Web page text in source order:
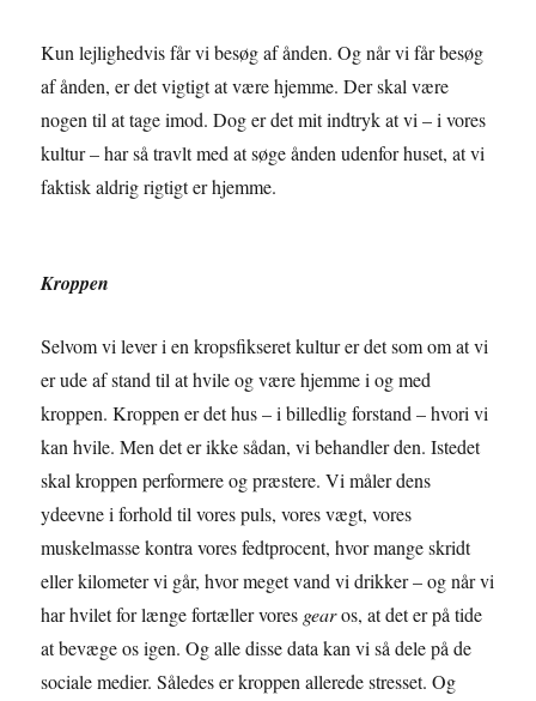
Kun lejlighedvis får vi besøg af ånden. Og når vi får besøg
af ånden, er det vigtigt at være hjemme. Der skal være
nogen til at tage imod. Dog er det mit indtryk at vi – i vores
kultur – har så travlt med at søge ånden udenfor huset, at vi
faktisk aldrig rigtigt er hjemme.
Kroppen
Selvom vi lever i en kropsfikseret kultur er det som om at vi
er ude af stand til at hvile og være hjemme i og med
kroppen. Kroppen er det hus – i billedlig forstand – hvori vi
kan hvile. Men det er ikke sådan, vi behandler den. Istedet
skal kroppen performere og præstere. Vi måler dens
ydeevne i forhold til vores puls, vores vægt, vores
muskelmasse kontra vores fedtprocent, hvor mange skridt
eller kilometer vi går, hvor meget vand vi drikker – og når vi
har hvilet for længe fortæller vores gearos, at det er på tide
at bevæge os igen. Og alle disse data kan vi så dele på de
sociale medier. Således er kroppen allerede stresset. Og